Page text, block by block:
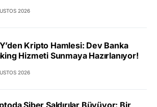
2026
Kripto Hamlesi: Dev Banka
Hizmeti Sunmaya Hazırlanıyor!
2026
Siber Saldırılar Büyüyor: Bir